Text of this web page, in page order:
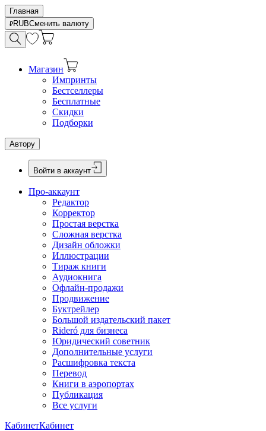
Главная
RUBСменить валюту
Магазин
Импринты
Бестселлеры
Бесплатные
Скидки
Подборки
Автору
Войти в аккаунт
Про-аккаунт
Редактор
Корректор
Простая верстка
Сложная верстка
Дизайн обложки
Иллюстрации
Тираж книги
Аудиокнига
Офлайн-продажи
Продвижение
Буктрейлер
Большой издательский пакет
Rideró для бизнеса
Юридический советник
Дополнительные услуги
Расшифровка текста
Перевод
Книги в аэропортах
Публикация
Все услуги
КабинетКабинет